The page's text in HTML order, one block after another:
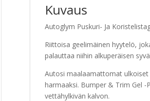
Kuvaus
Autoglym Puskuri- Ja
Riittoisa geelimäinen hyytelö,
palauttaa niihin alkuperäisen
Autosi maalaamattomat
harmaaksi. Bumper & Trim Gel
vettähylkivän kalvon.